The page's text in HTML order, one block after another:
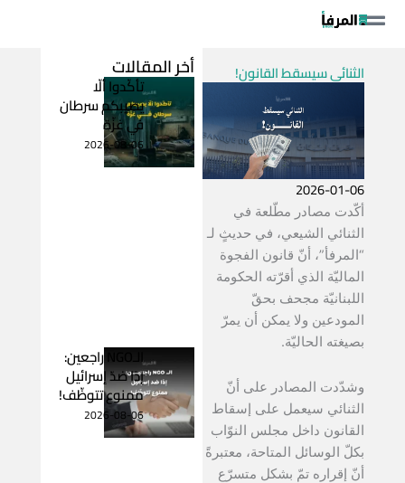
الثنائي سيسقط القانون!
2026-01-06
أكّدت مصادر مطّلعة في
الثنائي الشيعي، في حديثٍ لـ
“المرفأ”، أنّ قانون الفجوة
الماليّة الذي أقرّته الحكومة
اللبنانيّة مجحف بحقّ
المودعين ولا يمكن أن يمرّ
بصيغته الحاليّة.
وشدّدت المصادر على أنّ
الثنائي سيعمل على إسقاط
القانون داخل مجلس النوّاب
بكلّ الوسائل المتاحة، معتبرةً
أنّ إقراره تمّ بشكل متسرّع
أخر المقالات
تأكّدوا ألّا
يصيبكم سرطان
في غزّة
2026-08-06
الـNGO راجعين:
إذا ضدّ إسرائيل
ممنوع تتوظّف!
2026-08-06